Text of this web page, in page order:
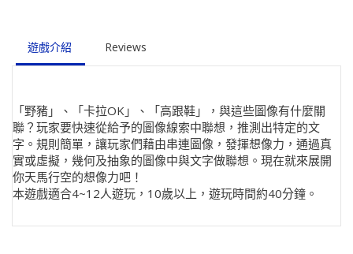
遊戲介紹 Reviews
「野豬」、「卡拉OK」、「高跟鞋」，與這些圖像有什麼關
聯？玩家要快速從給予的圖像線索中聯想，推測出特定的文
字。規則簡單，讓玩家們藉由串連圖像，發揮想像力，通過真
實或虛擬，幾何及抽象的圖像中與文字做聯想。現在就來展開
你天馬行空的想像力吧！
本遊戲適合4~12人遊玩，10歲以上，遊玩時間約40分鐘。